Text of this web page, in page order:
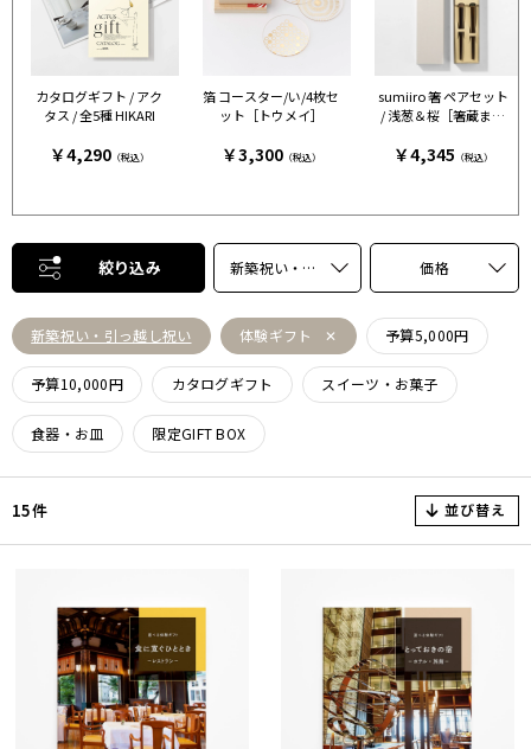
カタログギフト / アク
タス / 全5種 HIKARI
￥4,290（税込）
箔 コースター/い/4枚セ
ット［トウメイ］
￥3,300（税込）
sumiiro 箸 ペアセット
/ 浅葱＆桜［箸蔵まつ
￥4,345 （税込）
絞り込み 新築祝い・引っ越し祝い 価格
新築祝い・引っ越し祝い 体験ギフト 予算5,000円
予算10,000円 カタログギフト スイーツ・お菓子
食器・お皿 限定GIFT BOX
15件 並び替え